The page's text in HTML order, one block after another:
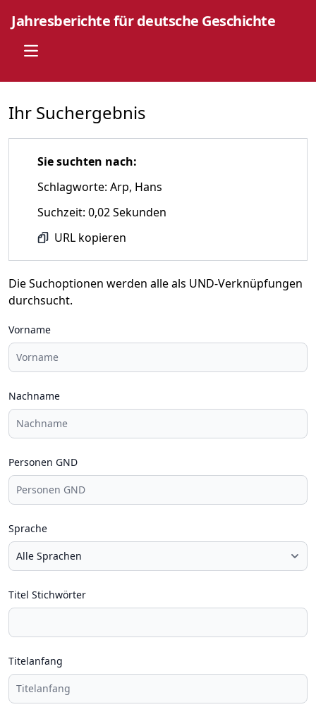
Jahresberichte für deutsche Geschichte
Open main menu
Ihr Suchergebnis
Sie suchten nach:
Schlagworte: Arp, Hans
Suchzeit: 0,02 Sekunden
URL kopieren
Die Suchoptionen werden alle als UND-Verknüpfungen
durchsucht.
Vorname
Nachname
Personen GND
Sprache
Titel Stichwörter
Titelanfang